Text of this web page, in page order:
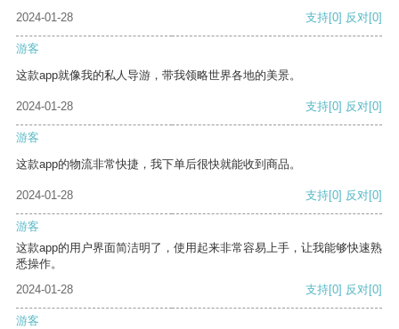
2024-01-28
支持[0] 反对[0]
游客
这款app就像我的私人导游，带我领略世界各地的美景。
2024-01-28 支持[0] 反对[0]
游客
这款app的物流非常快捷，我下单后很快就能收到商品。
2024-01-28 支持[0] 反对[0]
游客
这款app的用户界面简洁明了，使用起来非常容易上手，让我能够快速熟
悉操作。
2024-01-28
支持[0] 反对[0]
游客